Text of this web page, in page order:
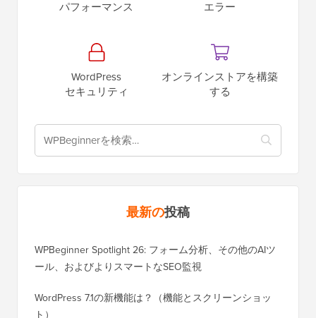
パフォーマンス
エラー
WordPress
セキュリティ
オンラインストアを構築
する
最新の投稿
WPBeginner Spotlight 26: フォーム分析、その他のAIツ
ール、およびよりスマートなSEO監視
WordPress 7.1の新機能は？（機能とスクリーンショッ
ト）